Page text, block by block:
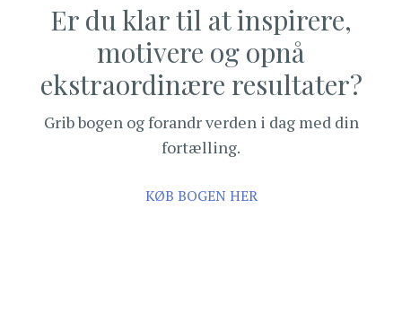
Er du klar til at inspirere,
motivere og opnå
ekstraordinære resultater?
Grib bogen og forandr verden i dag med din
fortælling.
KØB BOGEN HER